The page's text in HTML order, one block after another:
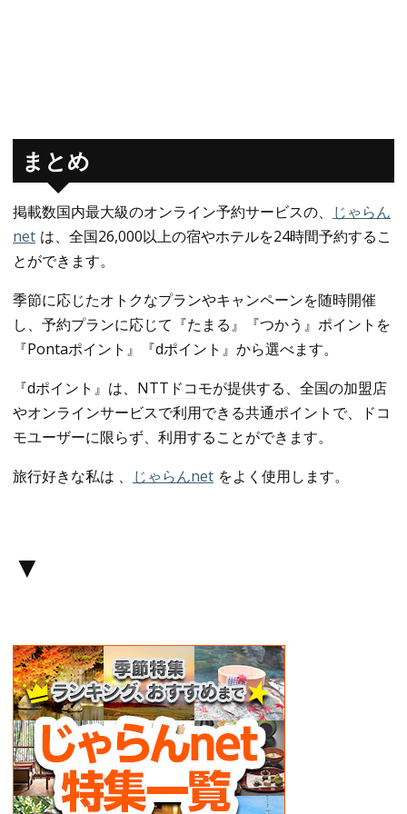
まとめ
掲載数国内最大級のオンライン予約サービスの、
じゃらん
net は、全国26,000以上の宿やホテルを24時間予約するこ
とができます。
季節に応じたオトクなプランやキャンペーンを随時開催
し、予約プランに応じて『たまる』『つかう』ポイントを
『Pontaポイント』『dポイント』から選べます。
『dポイント』は、 NTTドコモが提供する、全国の加盟店
やオンラインサービスで利用できる共通ポイントで、ドコ
モユーザーに限らず、利用することができます。
旅行好きな私は 、
じゃらんnet をよく使用します。
▼